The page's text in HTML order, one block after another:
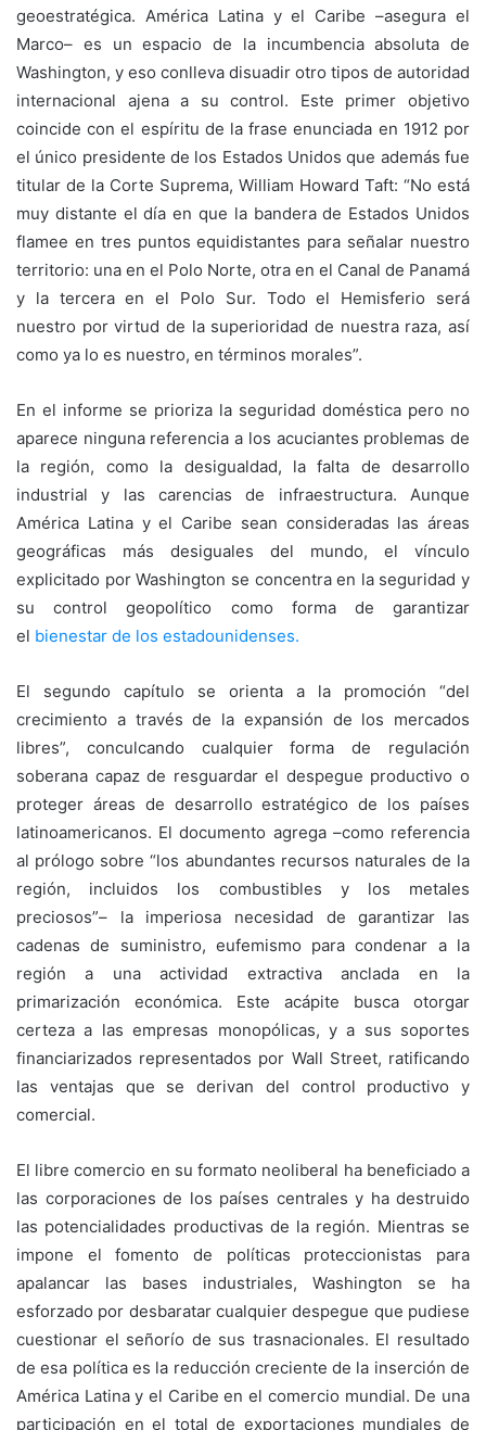
geoestratégica. América Latina y el Caribe –asegura el
Marco– es un espacio de la incumbencia absoluta de
Washington, y eso conlleva disuadir otro tipos de autoridad
internacional ajena a su control. Este primer objetivo
coincide con el espíritu de la frase enunciada en 1912 por
el único presidente de los Estados Unidos que además fue
titular de la Corte Suprema, William Howard Taft: “No está
muy distante el día en que la bandera de Estados Unidos
flamee en tres puntos equidistantes para señalar nuestro
territorio: una en el Polo Norte, otra en el Canal de Panamá
y la tercera en el Polo Sur. Todo el Hemisferio será
nuestro por virtud de la superioridad de nuestra raza, así
como ya lo es nuestro, en términos morales”.
En el informe se prioriza la seguridad doméstica pero no
aparece ninguna referencia a los acuciantes problemas de
la región, como la desigualdad, la falta de desarrollo
industrial y las carencias de infraestructura. Aunque
América Latina y el Caribe sean consideradas las áreas
geográficas más desiguales del mundo, el vínculo
explicitado por Washington se concentra en la seguridad y
su control geopolítico como forma de garantizar
el bienestar de los estadounidenses.
El segundo capítulo se orienta a la promoción “del
crecimiento a través de la expansión de los mercados
libres”, conculcando cualquier forma de regulación
soberana capaz de resguardar el despegue productivo o
proteger áreas de desarrollo estratégico de los países
latinoamericanos. El documento agrega –como referencia
al prólogo sobre “los abundantes recursos naturales de la
región, incluidos los combustibles y los metales
preciosos”– la imperiosa necesidad de garantizar las
cadenas de suministro, eufemismo para condenar a la
región a una actividad extractiva anclada en la
primarización económica. Este acápite busca otorgar
certeza a las empresas monopólicas, y a sus soportes
financiarizados representados por Wall Street, ratificando
las ventajas que se derivan del control productivo y
comercial.
El libre comercio en su formato neoliberal ha beneficiado a
las corporaciones de los países centrales y ha destruido
las potencialidades productivas de la región. Mientras se
impone el fomento de políticas proteccionistas para
apalancar las bases industriales, Washington se ha
esforzado por desbaratar cualquier despegue que pudiese
cuestionar el señorío de sus trasnacionales. El resultado
de esa política es la reducción creciente de la inserción de
América Latina y el Caribe en el comercio mundial. De una
participación en el total de exportaciones mundiales de